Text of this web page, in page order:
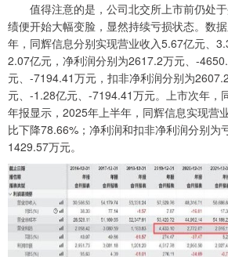
值得注意的是，公司北交所上市前仍处于
绩便开始大幅变脸，显然持续亏损状态。数
年，同辉信息分别实现营业收入5.67亿元、
2.07亿元，净利润分别为2617.2万元、-
元、-7194.41万元，扣非净利润分别为
元、-1.28亿元、-7194.41万元。上市次年，
年报显示，2025年上半年，同辉信息实现营
比下降78.66%；净利润和扣非净利润分别为
1429.57万元。